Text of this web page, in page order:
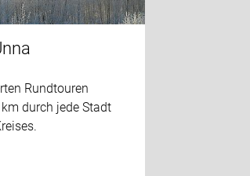
Rundtouren
durch jede Stadt